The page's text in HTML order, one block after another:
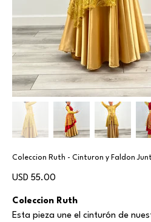
Coleccion Ruth - Cinturon y Faldon
Precio
USD 55.00
Coleccion Ruth
Esta pieza une el cinturón de